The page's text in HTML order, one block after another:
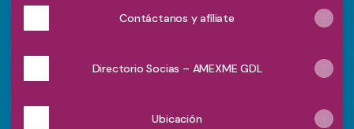
Contáctanos y afíliate
Directorio Socias – AMEXME GDL
Ubicación